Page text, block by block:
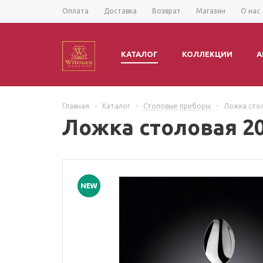
Оплата Доставка Возврат Магазин О нас
КАТАЛОГ КОЛЛЕКЦИИ
Главная - Каталог - Столовые приборы - Ложка
Ложка столовая